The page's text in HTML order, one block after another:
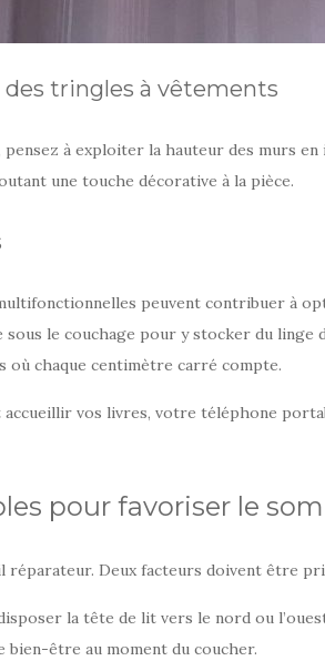
tringles à vêtements
à exploiter la hauteur des murs
une touche décorative à la pièce.
peuvent contribuer à
le couchage pour y stocker du linge
chaque centimètre carré compte.
vos livres, votre téléphone
pour favoriser le
Deux facteurs doivent être
la tête de lit vers le nord ou
bien-être au moment du coucher.